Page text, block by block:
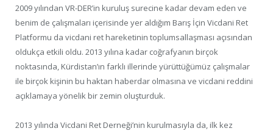
2009 yılından VR-DER’in kuruluş surecine kadar devam eden ve
benim de çalışmaları içerisinde yer aldığım Barış İçin Vicdani Ret
Platformu da vicdani ret hareketinin toplumsallaşması açısından
oldukça etkili oldu. 2013 yılına kadar coğrafyanın birçok
noktasında, Kürdistan’ın farklı illerinde yürüttüğümüz çalışmalar
ile birçok kişinin bu haktan haberdar olmasına ve vicdani reddini
açıklamaya yönelik bir zemin oluşturduk.
2013 yılında Vicdani Ret Derneği’nin kurulmasıyla da, ilk kez